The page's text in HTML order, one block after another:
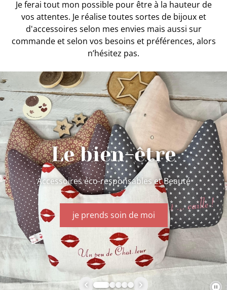
Je ferai tout mon possible pour être à la hauteur de
vos attentes. Je réalise toutes sortes de bijoux et
d'accessoires selon mes envies mais aussi sur
commande et selon vos besoins et préférences, alors
n’hésitez pas.
Le bien-être
Accessoires éco-responsables et Beauté
je prends soin de moi